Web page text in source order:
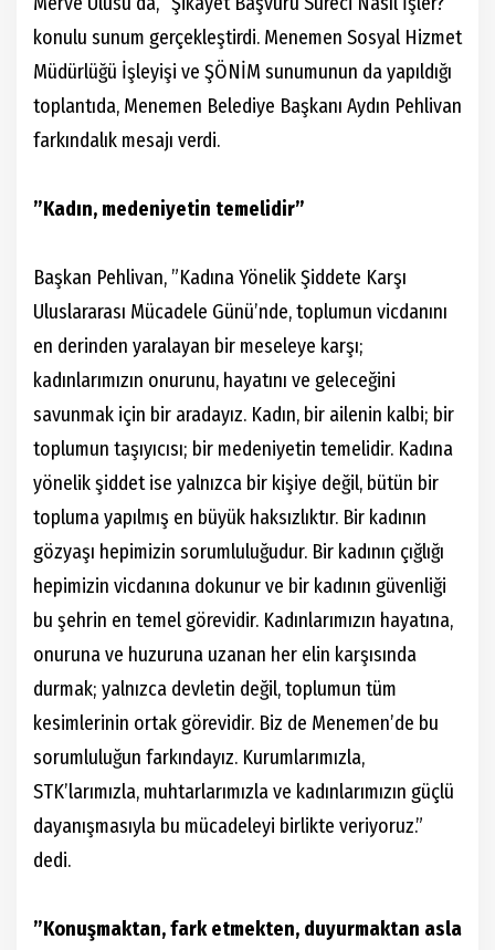
konulu sunum gerçekleştirdi. Menemen Sosyal Hizmet
Müdürlüğü İşleyişi ve ŞÖNİM sunumunun da yapıldığı
toplantıda, Menemen Belediye Başkanı Aydın Pehlivan
farkındalık mesajı verdi.
”Kadın, medeniyetin temelidir”
Başkan Pehlivan, ”Kadına Yönelik Şiddete Karşı
Uluslararası Mücadele Günü’nde, toplumun vicdanını
en derinden yaralayan bir meseleye karşı;
kadınlarımızın onurunu, hayatını ve geleceğini
savunmak için bir aradayız. Kadın, bir ailenin kalbi; bir
toplumun taşıyıcısı; bir medeniyetin temelidir. Kadına
yönelik şiddet ise yalnızca bir kişiye değil, bütün bir
topluma yapılmış en büyük haksızlıktır. Bir kadının
gözyaşı hepimizin sorumluluğudur. Bir kadının çığlığı
hepimizin vicdanına dokunur ve bir kadının güvenliği
bu şehrin en temel görevidir. Kadınlarımızın hayatına,
onuruna ve huzuruna uzanan her elin karşısında
durmak; yalnızca devletin değil, toplumun tüm
kesimlerinin ortak görevidir. Biz de Menemen’de bu
sorumluluğun farkındayız. Kurumlarımızla,
STK’larımızla, muhtarlarımızla ve kadınlarımızın güçlü
dayanışmasıyla bu mücadeleyi birlikte veriyoruz.”
dedi.
”Konuşmaktan, fark etmekten, duyurmaktan asla